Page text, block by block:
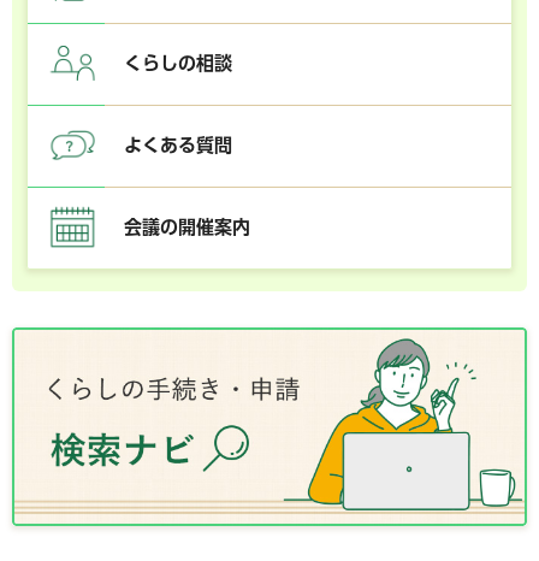
くらしの相談
よくある質問
会議の開催案内